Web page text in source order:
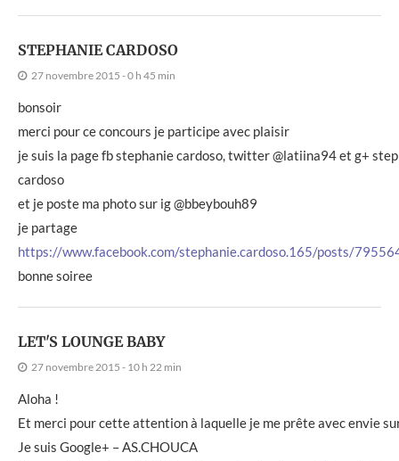
STEPHANIE CARDOSO
27 novembre 2015 - 0 h 45 min
bonsoir
merci pour ce concours je participe avec plaisir
je suis la page fb stephanie cardoso, twitter @latiina94 et g+
cardoso
et je poste ma photo sur ig @bbeybouh89
je partage
https://www.facebook.com/stephanie.cardoso.165/posts/
bonne soiree
LET'S LOUNGE BABY
27 novembre 2015 - 10 h 22 min
Aloha !
Et merci pour cette attention à laquelle je me prête avec envie
Je suis Google+ – AS.CHOUCA